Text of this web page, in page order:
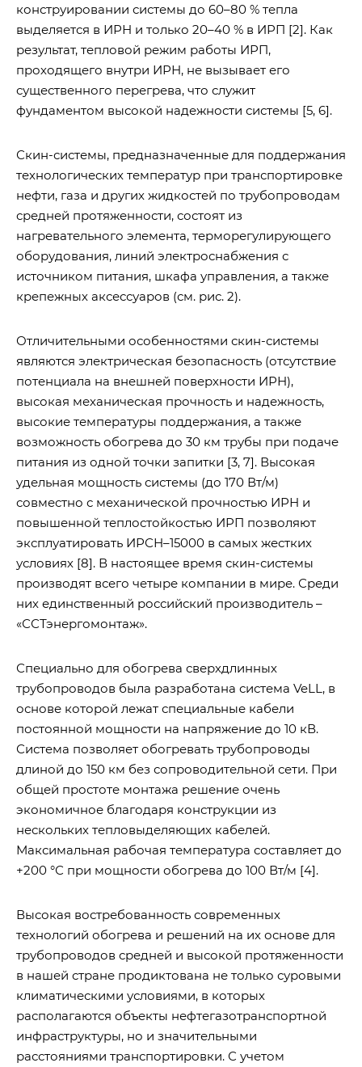
конструировании системы до 60–80 % тепла
выделяется в ИРН и только 20–40 % в ИРП [2]. Как
результат, тепловой режим работы ИРП,
проходящего внутри ИРН, не вызывает его
существенного перегрева, что служит
фундаментом высокой надежности системы [5, 6].
Скин-системы, предназначенные для поддержания
технологических температур при транспортировке
нефти, газа и других жидкостей по трубопроводам
средней протяженности, состоят из
нагревательного элемента, терморегулирующего
оборудования, линий электроснабжения с
источником питания, шкафа управления, а также
крепежных аксессуаров (см. рис. 2).
Отличительными особенностями скин-системы
являются электрическая безопасность (отсутствие
потенциала на внешней поверхности ИРН),
высокая механическая прочность и надежность,
высокие температуры поддержания, а также
возможность обогрева до 30 км трубы при подаче
питания из одной точки запитки [3, 7]. Высокая
удельная мощность системы (до 170 Вт/м)
совместно с механической прочностью ИРН и
повышенной теплостойкостью ИРП позволяют
эксплуатировать ИРСН–15000 в самых жестких
условиях [8]. В настоящее время скин-системы
производят всего четыре компании в мире. Среди
них единственный российский производитель –
«ССТэнергомонтаж».
Специально для обогрева сверхдлинных
трубопроводов была разработана система VeLL, в
основе которой лежат специальные кабели
постоянной мощности на напряжение до 10 кВ.
Система позволяет обогревать трубопроводы
длиной до 150 км без сопроводительной сети. При
общей простоте монтажа решение очень
экономичное благодаря конструкции из
нескольких тепловыделяющих кабелей.
Максимальная рабочая температура составляет до
+200 °С при мощности обогрева до 100 Вт/м [4].
Высокая востребованность современных
технологий обогрева и решений на их основе для
трубопроводов средней и высокой протяженности
в нашей стране продиктована не только суровыми
климатическими условиями, в которых
располагаются объекты нефтегазотранспортной
инфраструктуры, но и значительными
расстояниями транспортировки. С учетом